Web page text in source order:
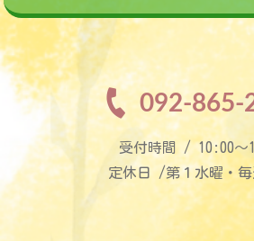
092-865-
受付時間 / 10:00〜
定休日 /第１水曜・毎